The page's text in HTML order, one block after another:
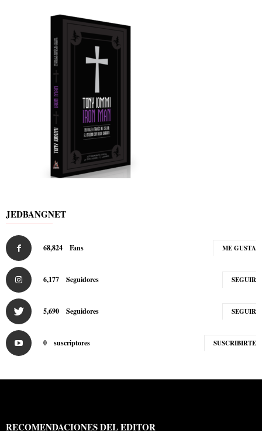
JEDBANGNET
68,824 Fans ME GUSTA
6,177 Seguidores SEGUIR
5,690 Seguidores SEGUIR
0 suscriptores SUSCRIBIRTE
RECOMENDACIONES DEL EDITOR